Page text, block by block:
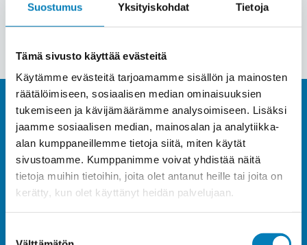
Suostumus Yksityiskohdat Tietoja
Tämä sivusto käyttää evästeitä
Käytämme evästeitä tarjoamamme sisällön ja mainosten
räätälöimiseen, sosiaalisen median ominaisuuksien
tukemiseen ja kävijämäärämme analysoimiseen. Lisäksi
jaamme sosiaalisen median, mainosalan ja analytiikka-
alan kumppaneillemme tietoja siitä, miten käytät
sivustoamme. Kumppanimme voivat yhdistää näitä
tietoja muihin tietoihin, joita olet antanut heille tai joita on
kerätty, kun olet käyttänyt heidän palvelujaan.
Pyydä tarjous
Hanki tehokas ja tuottava
aurinkosähköjärjestelmä ja
ala elämään auringon